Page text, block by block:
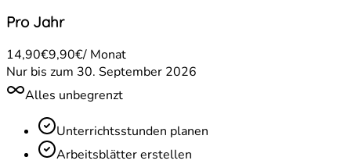
Pro Jahr
14,90€9,90€/ Monat
Nur bis zum 30. September 2026
Alles unbegrenzt
Unterrichtsstunden planen
Arbeitsblätter erstellen